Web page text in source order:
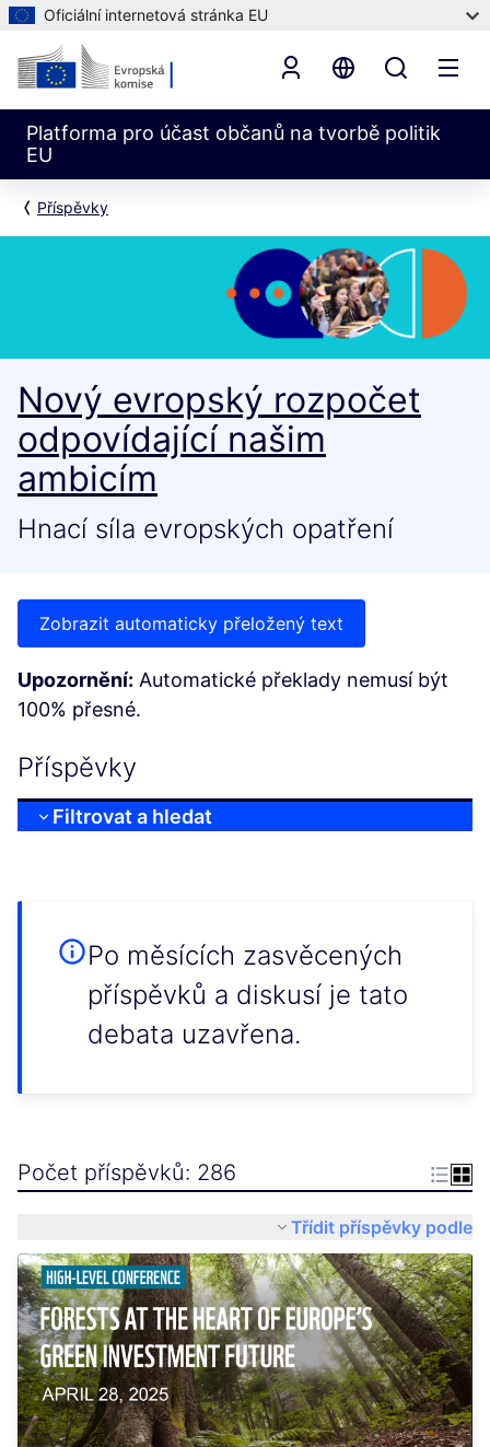
Oficiální internetová stránka EU
Platforma pro účast občanů na tvorbě politik
EU
Příspěvky
Nový evropský rozpočet
odpovídající našim
ambicím
Hnací síla evropských opatření
Zobrazit automaticky přeložený text
Upozornění: Automatické překlady nemusí být
100% přesné.
Příspěvky
Filtrovat a hledat
Po měsících zasvěcených
příspěvků a diskusí je tato
debata uzavřena.
Počet příspěvků: 286
Třídit příspěvky podle